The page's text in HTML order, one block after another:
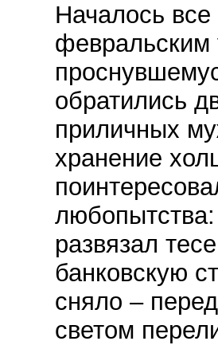
Началось
февральским
обратились
приличных
хранение
развязал
банковскую
сняло –
светом